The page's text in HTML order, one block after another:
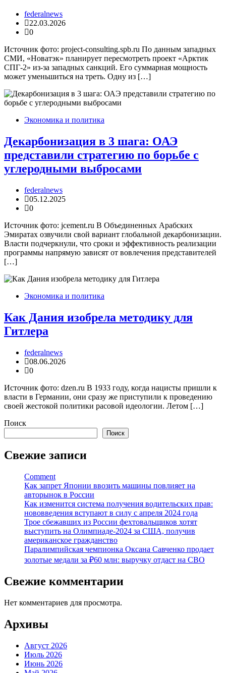
federalnews
22.03.2026
0
Источник фото: project-consulting.spb.ru По данным западных
СМИ, «Новатэк» планирует пересмотреть проект «Арктик
СПГ-2» из-за западных санкций. Его суммарная мощность
может уменьшиться на треть. Одну из […]
Экономика и политика
Декарбонизация в 3 шага: ОАЭ
представили стратегию по борьбе с
углеродными выбросами
federalnews
05.12.2025
0
Источник фото: jcement.ru В Объединенных Арабских
Эмиратах озвучили свой вариант глобальной декарбонизации.
Власти подчеркнули, что сроки и эффективность реализации
программы напрямую зависят от вовлечения представителей
[…]
Экономика и политика
Как Дания изобрела методику для
Гитлера
federalnews
08.06.2026
0
Источник фото: dzen.ru В 1933 году, когда нацисты пришли к
власти в Германии, они сразу же приступили к проведению
своей жестокой политики расовой идеологии. Летом […]
Поиск
Поиск
Свежие записи
Comment
Как запрет Японии ввозить машины повлияет на
авторынок в России
Как изменится система получения водительских прав:
нововведения вступают в силу с апреля 2024 года
Трое сбежавших из России фехтовальщиков хотят
выступить на Олимпиаде-2024 за США, получив
американское гражданство
Паралимпийская чемпионка Оксана Савченко продает
золотые медали за ₽60 млн: выручку отдаст на СВО
Свежие комментарии
Нет комментариев для просмотра.
Архивы
Август 2026
Июль 2026
Июнь 2026